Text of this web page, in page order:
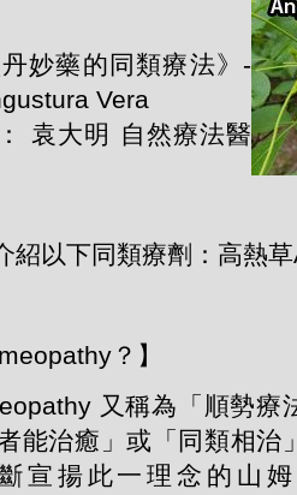
妙藥的同類療法》-
Vera
袁大明 自然療法醫
紹以下同類療劑：高熱
？】
又稱為「順勢療
能治癒」或「同類相治
宣揚此一理念的山